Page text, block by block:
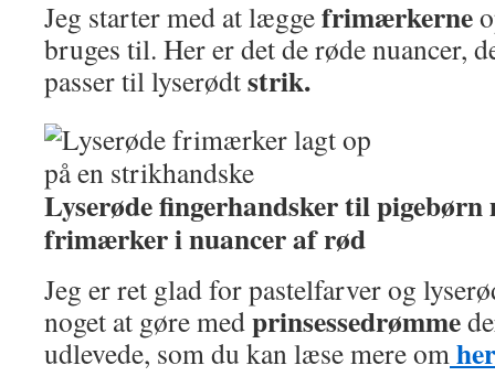
Jeg starter med at læggefrimærkerne
bruges til. Her er det de røde nuancer,
passer til lyserødtstrik.
Lyserøde fingerhandsker til pigebørn
frimærker i nuancer af rød
Jeg er ret glad for pastelfarver og
noget at gøre medprinsessedrømme
udlevede, som du kan læse mere omher